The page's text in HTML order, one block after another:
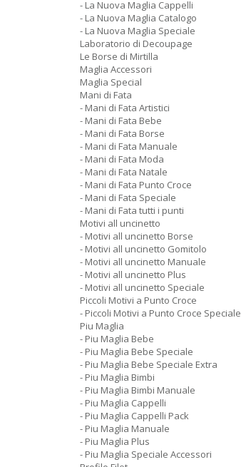
- La Nuova Maglia Cappelli
- La Nuova Maglia Catalogo
- La Nuova Maglia Speciale
Laboratorio di Decoupage
Le Borse di Mirtilla
Maglia Accessori
Maglia Special
Mani di Fata
- Mani di Fata Artistici
- Mani di Fata Bebe
- Mani di Fata Borse
- Mani di Fata Manuale
- Mani di Fata Moda
- Mani di Fata Natale
- Mani di Fata Punto Croce
- Mani di Fata Speciale
- Mani di Fata tutti i punti
Motivi all uncinetto
- Motivi all uncinetto Borse
- Motivi all uncinetto Gomitolo
- Motivi all uncinetto Manuale
- Motivi all uncinetto Plus
- Motivi all uncinetto Speciale
Piccoli Motivi a Punto Croce
- Piccoli Motivi a Punto Croce Speciale
Piu Maglia
- Piu Maglia Bebe
- Piu Maglia Bebe Speciale
- Piu Maglia Bebe Speciale Extra
- Piu Maglia Bimbi
- Piu Maglia Bimbi Manuale
- Piu Maglia Cappelli
- Piu Maglia Cappelli Pack
- Piu Maglia Manuale
- Piu Maglia Plus
- Piu Maglia Speciale Accessori